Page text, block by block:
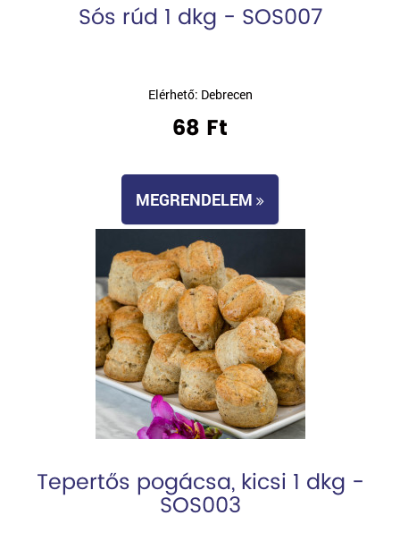
Sós rúd 1 dkg - SOS007
Elérhető: Debrecen
68 Ft
MEGRENDELEM
Tepertős pogácsa, kicsi 1 dkg -
SOS003